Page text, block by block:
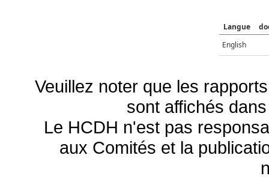
Langue
English
Veuillez noter que les
sont affichés
Le HCDH n'est pas
aux Comités et la